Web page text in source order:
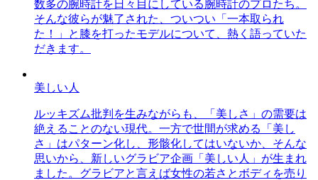
数多の腕時計を日々目にしている腕時計のプロたち。
そんな彼らが魅了された、ついつい「一本取られ
た！」と膝を打ったモデルについて、熱く語っていた
だきます。
美しい人
ルッキズム批判を生みながらも、「美しさ」の需要は
絶えることのない現代。一方で世間が求める「美し
さ」はパターン化し、形骸化してはいないか、そんな
思いから、新しいグラビア企画「美しい人」が生まれ
ました。グラビアと言えば女性の若さとボディを売り